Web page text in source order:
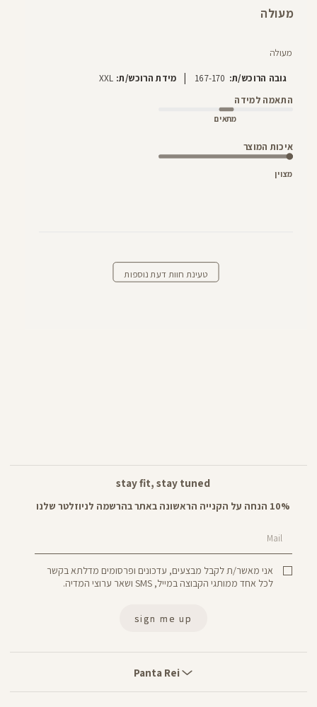
מעולה
מעולה
גובה הרוכש/ת: 167-170
| מידת הרוכש/ת: XXL
התאמה למידה
מתאים
איכות המוצר
מצוין
טעינת חוות דעת נוספות
Rei
Panta Rei
stay fit, stay tuned
10% הנחה על הקנייה הראשונה באתר בהרשמה לניוזלטר שלנו
Mail
אני מאשר/ת לקבל מבצעים, עדכונים ופרסומים מדלתא בקשר
לכל אחד ממותגי הקבוצה במייל, SMS ושאר ערוצי המדיה.
sign me up